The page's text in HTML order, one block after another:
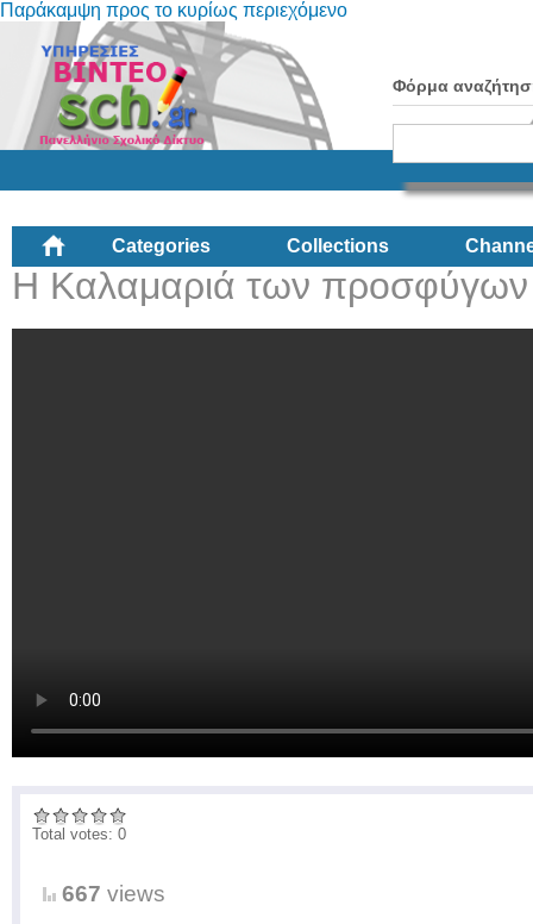
Παράκαμψη προς το κυρίως περιεχόμενο
Φόρμα
Categories Collections
Η Καλαμαριά των προσφύγων
Total votes: 0
667 views